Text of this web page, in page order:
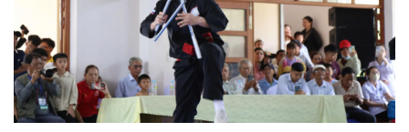
Sức khỏe
Dinh dưỡng - món ngon
Cây thuốc
Sản phụ khoa
Đời sống
Nhà đẹp
Blog
Tình yêu - Gia đình